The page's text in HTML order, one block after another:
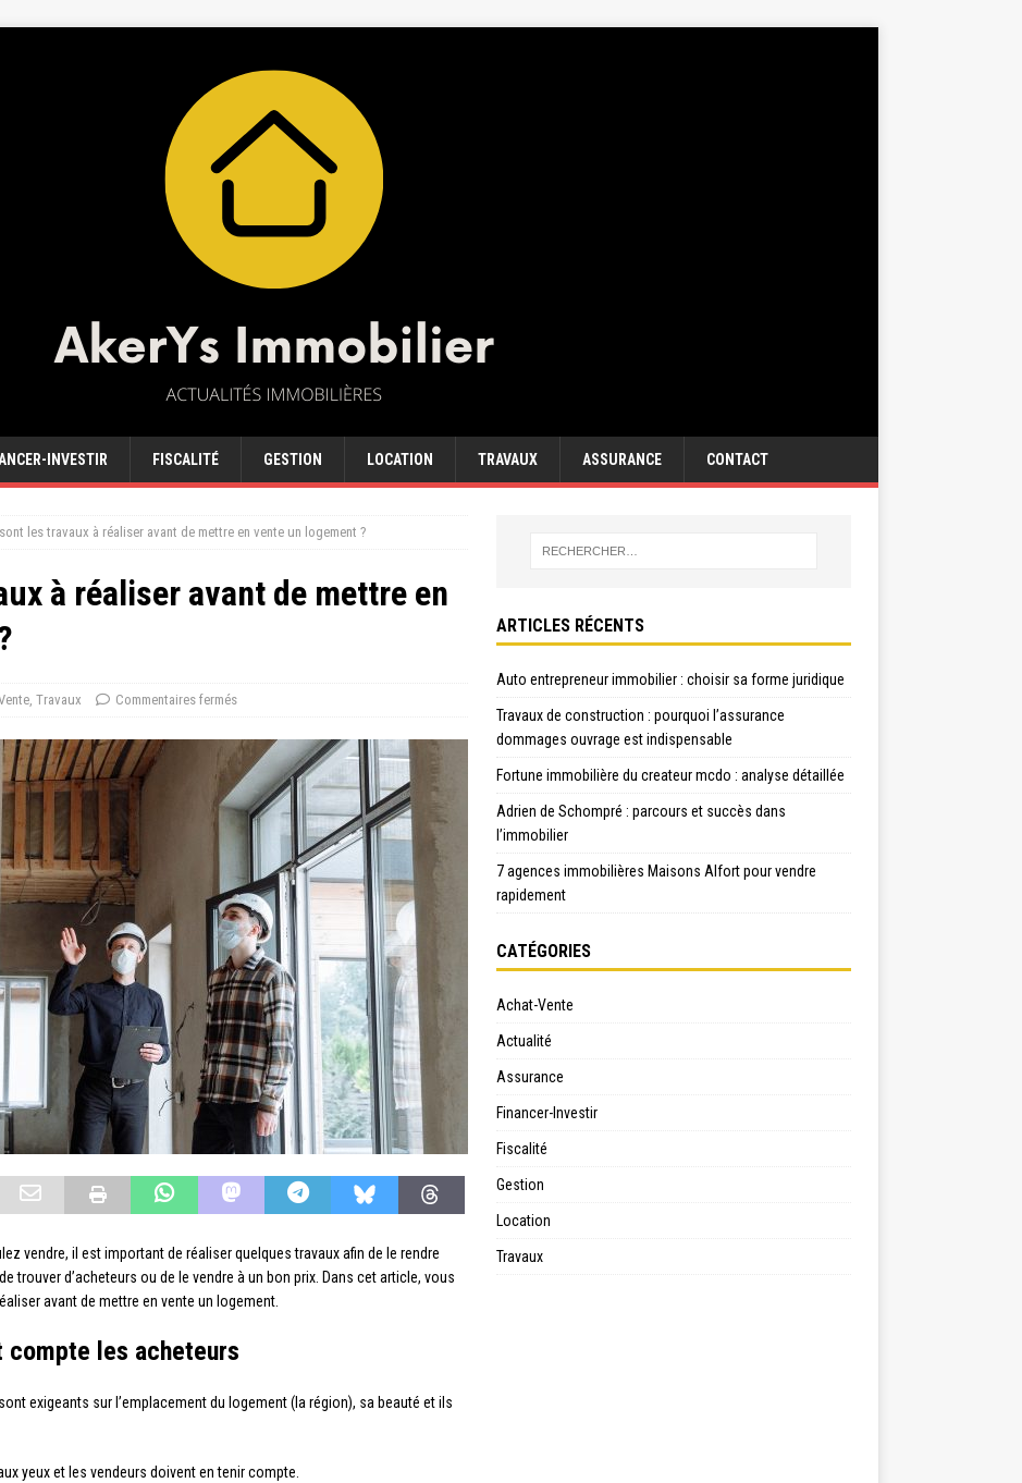
INVESTIR FISCALITÉ GESTION LOCATION TRAVAUX ASSURANCE CONTACT
les travaux à réaliser avant de mettre en vente un logement ?
à réaliser avant de mettre en
, Travaux Commentaires fermés
vendre, il est important de réaliser quelques travaux afin de le rendre
trouver d’acheteurs ou de le vendre à un bon prix. Dans cet article, vous
avant de mettre en vente un logement.
les acheteurs
exigeants sur l’emplacement du logement (la région), sa beauté et ils
yeux et les vendeurs doivent en tenir compte.
ARTICLES RÉCENTS
Auto entrepreneur immobilier : choisir sa forme juridique
Travaux de construction : pourquoi l’assurance
dommages ouvrage est indispensable
Fortune immobilière du createur mcdo : analyse détaillée
Adrien de Schompré : parcours et succès dans
l’immobilier
7 agences immobilières Maisons Alfort pour vendre
rapidement
CATÉGORIES
Achat-Vente
Actualité
Assurance
Financer-Investir
Fiscalité
Gestion
Location
Travaux